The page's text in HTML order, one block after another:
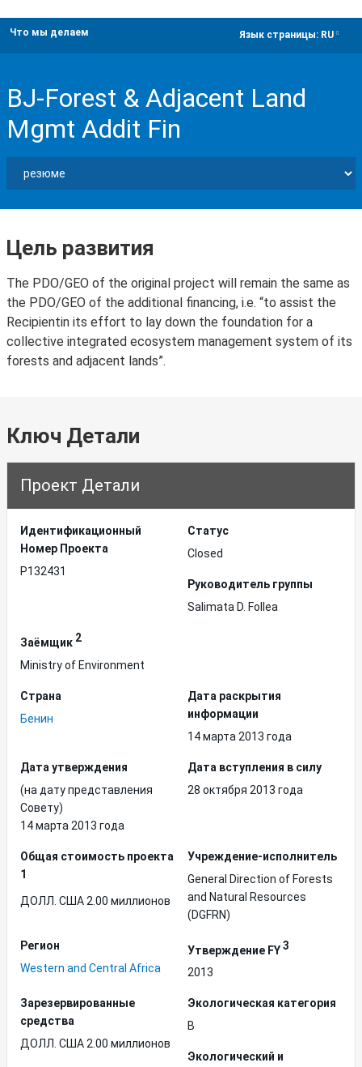
Что мы делаем Язык страницы: RU
BJ-Forest & Adjacent Land
Mgmt Addit Fin
Цель развития
The PDO/GEO of the original project will remain the same as
the PDO/GEO of the additional financing, i.e. “to assist the
Recipientin its effort to lay down the foundation for a
collective integrated ecosystem management system of its
forests and adjacent lands”.
Ключ Детали
Проект Детали
Идентификационный
Hомер Проекта
P132431
Статус
Closed
Руководитель группы
Salimata D. Follea
Заёмщик 2
Ministry of Environment
Страна
Бенин
Дата раскрытия
информации
14 марта 2013 года
Дата утверждения
(на дату представления
Совету)
14 марта 2013 года
Дата вступления в силу
28 октября 2013 года
Общая стоимость проекта
1
ДОЛЛ. США 2.00 миллионов
Учреждение-исполнитель
General Direction of Forests
and Natural Resources
(DGFRN)
Регион
Western and Central Africa
Утверждение FY3
2013
Зарезервированные
средства
ДОЛЛ. США 2.00 миллионов
Экологическая категория
B
Экологический и